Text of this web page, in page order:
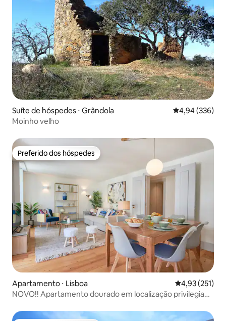
Suíte de hóspedes ⋅ Grândola 4,94 de uma
4,94 (336)
Moinho velho
Preferido dos hóspedes
Preferido dos hóspedes
Apartamento ⋅ Lisboa 4,93 de uma
4,93 (251)
NOVO!! Apartamento dourado em localização privilegiada